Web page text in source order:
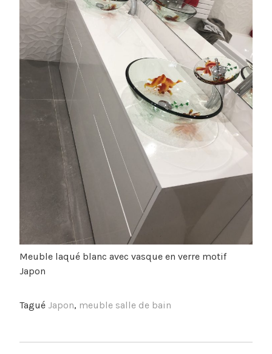
Meuble laqué blanc avec vasque en verre motif
Japon
Tagué Japon, meuble salle de bain